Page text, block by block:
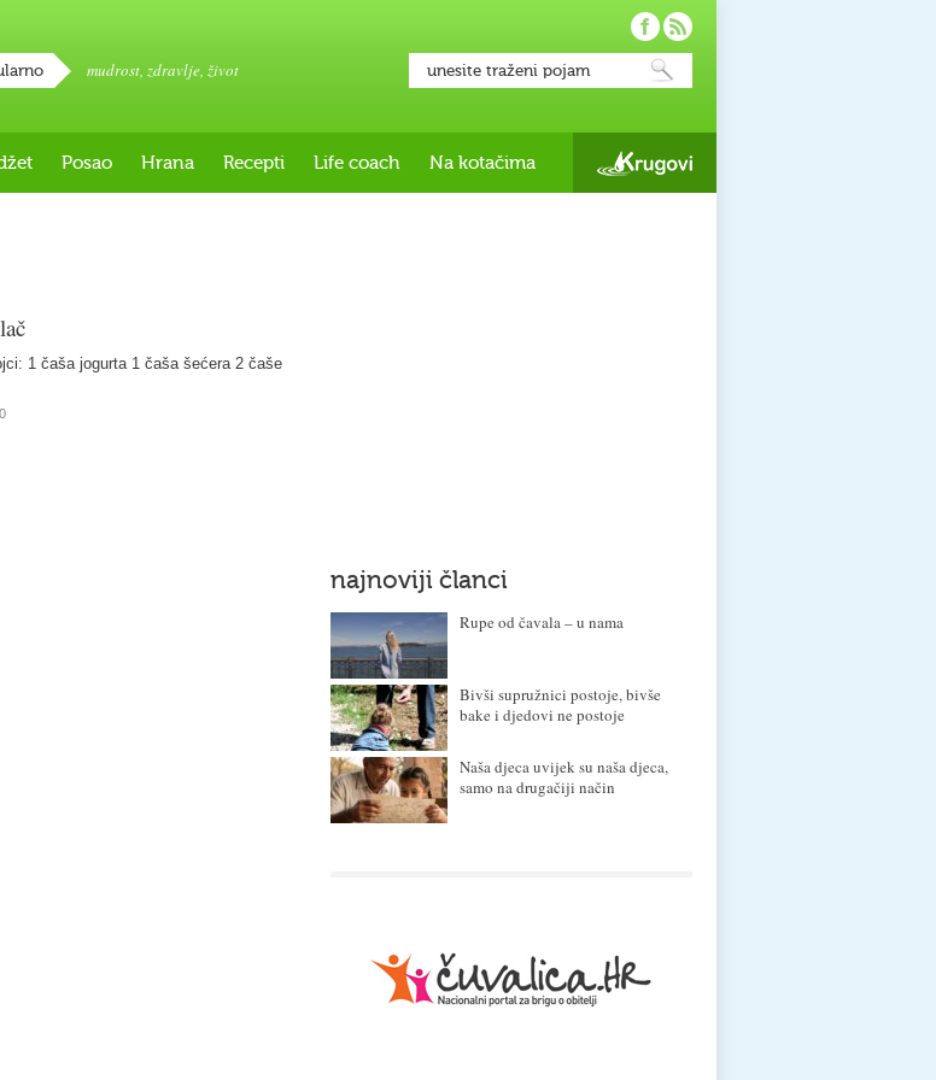
mudrost, zdravlje, život
Posao Hrana Recepti Life coach Na kotačima
1 čaša jogurta 1 čaša šećera 2 čaše
najnoviji članci
Rupe od čavala – u nama
Bivši supružnici postoje, bivše
bake i djedovi ne postoje
Naša djeca uvijek su naša djeca,
samo na drugačiji način